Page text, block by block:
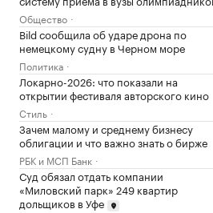
Общество
Bild сообщила об ударе дрона по
немецкому судну в Черном море
Политика
Локарно-2026: что показали на
открытии фестиваля авторского кино
Стиль
Зачем малому и среднему бизнесу
облигации и что важно знать о бирже
РБК и МСП Банк
Суд обязал отдать компании
«Миловский парк» 249 квартир
дольщиков в Уфе